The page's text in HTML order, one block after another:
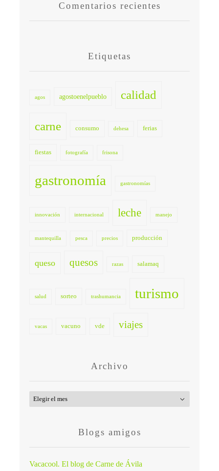
Comentarios recientes
Etiquetas
agos agostoenelpueblo calidad
carne consumo dehesa ferias
fiestas fotografía frisona
gastronomía gastronomías
innovación internacional leche manejo
mantequilla pesca precios producción
queso quesos razas salamaq
salud sorteo trashumancia turismo
vacas vacuno vde viajes
Archivo
Archivo
Blogs amigos
Vacacool. El blog de Carne de Ávila